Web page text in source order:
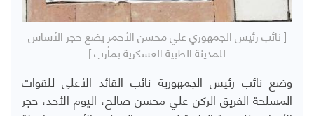
[ نائب رئيس الجمهوري علي محسن الأحمر يضع حجر الأساس
للمدينة الطبية العسكرية بمأرب ]
وضع نائب رئيس الجمهورية نائب القائد الأعلى للقوات
المسلحة الفريق الركن علي محسن صالح، اليوم الأحد، حجر